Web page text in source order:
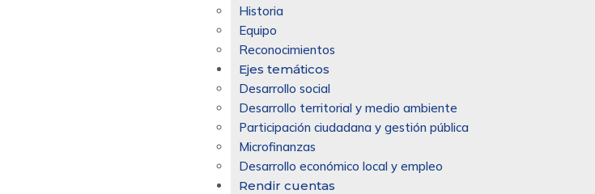
Historia
Equipo
Reconocimientos
Ejes temáticos
Desarrollo social
Desarrollo territorial y medio ambiente
Participación ciudadana y gestión pública
Microfinanzas
Desarrollo económico local y empleo
Rendir cuentas